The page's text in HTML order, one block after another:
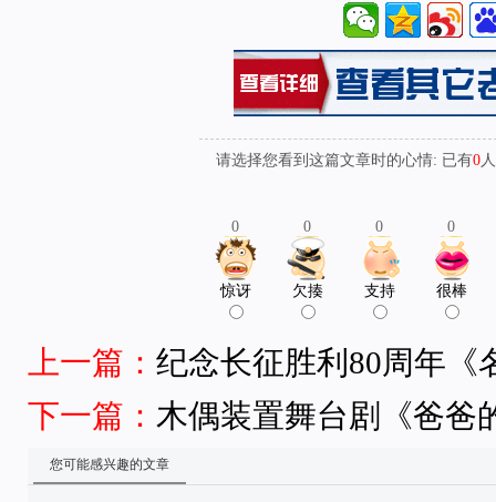
请选择您看到这篇文章时的心情: 已有0
0 0 0 0
惊讶 欠揍 支持 很棒
上一篇： 纪念长征胜利80周年《
下一篇： 木偶装置舞台剧《爸爸
您可能感兴趣的文章